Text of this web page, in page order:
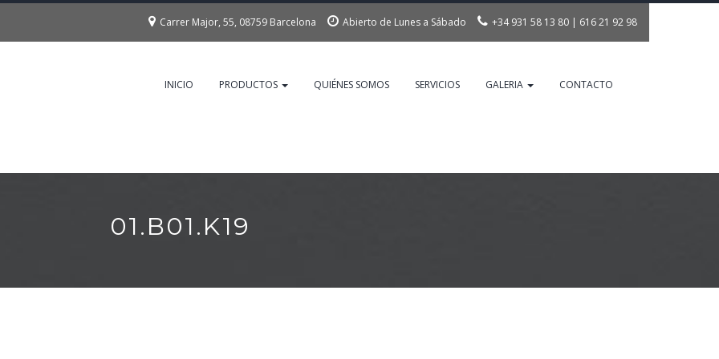
Carrer Major, 55, 08759 Barcelona Abierto de Lunes a Sábado +34 931 58 13 80 | 616 21 92 98
INICIO
PRODUCTOS QUIÉNES SOMOS SERVICIOS GALERIA CONTACTO
01.B01.K19